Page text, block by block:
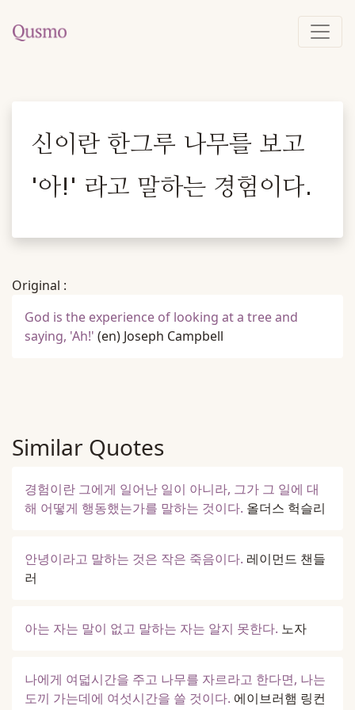
신이란 한그루 나무를 보고
'아!' 라고 말하는 경험이다.
Original :
God is the experience of looking at a tree and
saying, 'Ah!' (en) Joseph Campbell
Similar Quotes
경험이란 그에게 일어난 일이 아니라, 그가 그 일에 대
해 어떻게 행동했는가를 말하는 것이다. 올더스 헉슬리
안녕이라고 말하는 것은 작은 죽음이다. 레이먼드 챈들
러
아는 자는 말이 없고 말하는 자는 알지 못한다. 노자
나에게 여덟시간을 주고 나무를 자르라고 한다면, 나는
도끼 가는데에 여섯시간을 쓸 것이다. 에이브러햄 링컨